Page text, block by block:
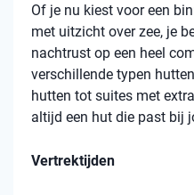
Of je nu kiest voor een
met uitzicht over zee, je
nachtrust op een heel
verschillende typen
hutten tot suites met
altijd een hut die past bij
Vertrektijden